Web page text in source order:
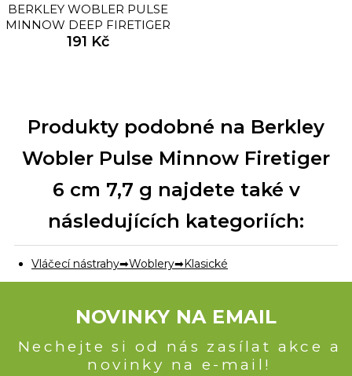
BERKLEY WOBLER PULSE
MINNOW DEEP FIRETIGER
8CM 13,2G
191 Kč
Produkty podobné na Berkley
Wobler Pulse Minnow Firetiger
6 cm 7,7 g najdete také v
následujících kategoriích:
Vláčecí nástrahy Woblery Klasické
NOVINKY NA EMAIL
Nechejte si od nás zasílat akce a
novinky na e-mail!